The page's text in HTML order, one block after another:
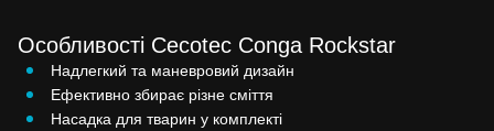
Особливості Cecotec Conga Rockstar
Надлегкий та маневровий дизайн
Ефективно збирає різне сміття
Насадка для тварин у комплекті